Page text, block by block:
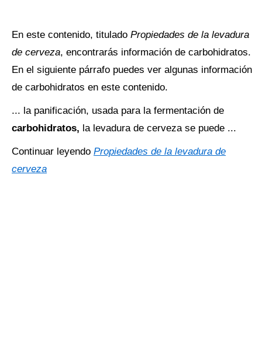
En este contenido, titulado Propiedades de la levadura
de cerveza, encontrarás información de carbohidratos.
En el siguiente párrafo puedes ver algunas información
de carbohidratos en este contenido.
... la panificación, usada para la fermentación de
carbohidratos, la levadura de cerveza se puede ...
Continuar leyendo Propiedades de la levadura de
cerveza